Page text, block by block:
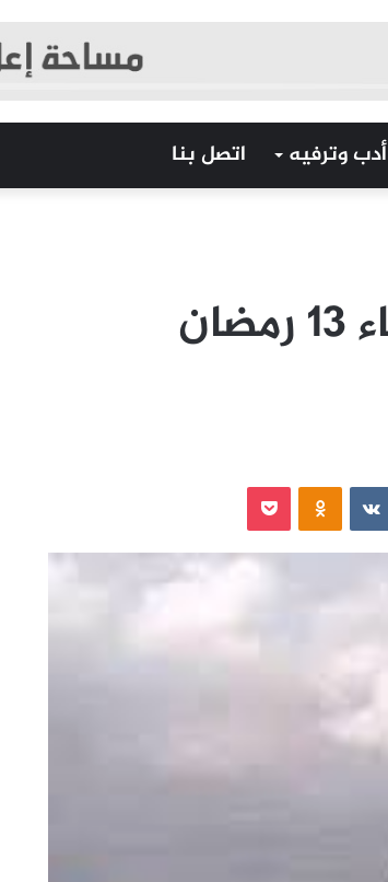
أدب وترفيه اتصل بنا
كيفه/ إمساكية اليوم الثلاثاء 13 رمضان